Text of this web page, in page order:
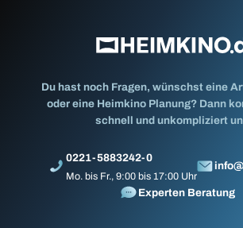
Du hast noch Fragen, wünschst eine
oder eine Heimkino Planung? Dann
schnell und unkompliziert
0221-5883242-0
Mo. bis Fr., 9:00 bis 17:00 Uhr
Experten Beratung